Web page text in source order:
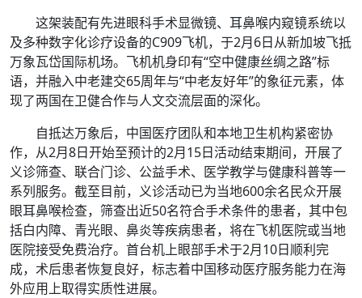
这架装配有先进眼科手术显微镜、耳鼻喉内窥镜系统以
及多种数字化诊疗设备的C909飞机，于2月6日从新加坡飞抵
万象瓦岱国际机场。飞机机身印有“空中健康丝绸之路”标
语，并融入中老建交65周年与“中老友好年”的象征元素，体
现了两国在卫健合作与人文交流层面的深化。
自抵达万象后，中国医疗团队和本地卫生机构紧密协
作，从2月8日开始至预计的2月15日活动结束期间，开展了
义诊筛查、联合门诊、公益手术、医学教学与健康科普等一
系列服务。截至目前，义诊活动已为当地600余名民众开展
眼耳鼻喉检查，筛查出近50名符合手术条件的患者，其中包
括白内障、青光眼、鼻炎等疾病患者，将在飞机医院或当地
医院接受免费治疗。首台机上眼部手术于2月10日顺利完
成，术后患者恢复良好，标志着中国移动医疗服务能力在海
外应用上取得实质性进展。